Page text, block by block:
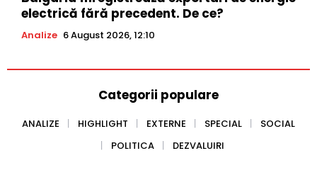
electrică fără precedent. De ce?
Analize 6 August 2026, 12:10
Categorii populare
ANALIZE HIGHLIGHT EXTERNE SPECIAL
SOCIAL
POLITICA
DEZVALUIRI